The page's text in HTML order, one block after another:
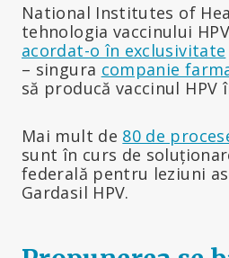
National Institutes of
tehnologia vaccinului
acordat-o în exclusivitate
– singura companie
să producă vaccinul HPV
Mai mult de 80 de
sunt în curs de
federală pentru leziuni
Gardasil HPV.